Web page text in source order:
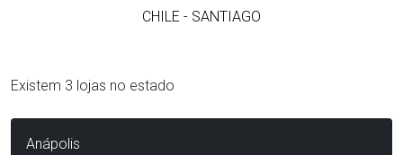
CHILE - SANTIAGO
Existem 3 lojas no estado
Anápolis